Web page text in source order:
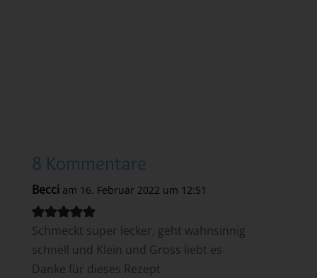
8 Kommentare
Becci am 16. Februar 2022 um 12:51
Schmeckt super lecker, geht wahnsinnig
schnell und Klein und Gross liebt es
Danke für dieses Rezept